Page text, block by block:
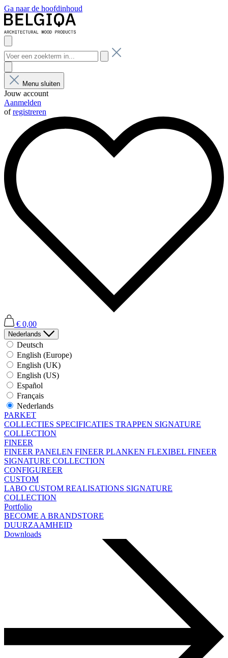
Ga naar de hoofdinhoud
Menu sluiten
Jouw account
Aanmelden
ofregistreren
€ 0,00
Nederlands
Deutsch
English (Europe)
English (UK)
English (US)
Español
Français
Nederlands
PARKET
COLLECTIES SPECIFICATIES TRAPPEN SIGNATURE
COLLECTION
FINEER
FINEER PANELEN FINEER PLANKEN FLEXIBEL FINEER
SIGNATURE COLLECTION
CONFIGUREER
CUSTOM
LABO CUSTOM REALISATIONS SIGNATURE
COLLECTION
Portfolio
BECOME A BRANDSTORE
DUURZAAMHEID
Downloads